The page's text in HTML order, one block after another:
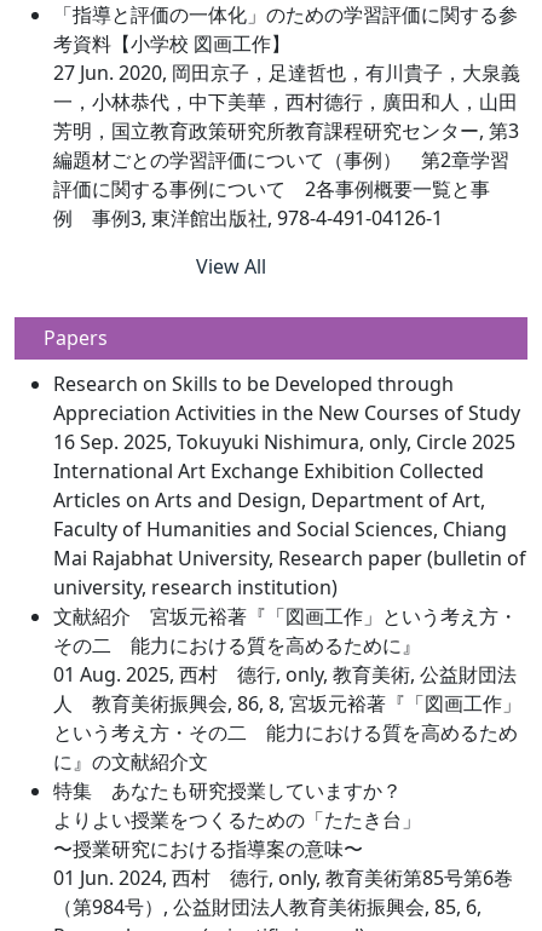
「指導と評価の一体化」のための学習評価に関する参
考資料【小学校 図画工作】
27 Jun. 2020, 岡田京子，足達哲也，有川貴子，大泉義
一，小林恭代，中下美華，西村德行，廣田和人，山田
芳明，国立教育政策研究所教育課程研究センター, 第3
編題材ごとの学習評価について（事例） 第2章学習
評価に関する事例について 2各事例概要一覧と事
例 事例3, 東洋館出版社, 978-4-491-04126-1
View All
Papers
Research on Skills to be Developed through
Appreciation Activities in the New Courses of Study
16 Sep. 2025, Tokuyuki Nishimura, only, Circle 2025
International Art Exchange Exhibition Collected
Articles on Arts and Design, Department of Art,
Faculty of Humanities and Social Sciences, Chiang
Mai Rajabhat University, Research paper (bulletin of
university, research institution)
文献紹介 宮坂元裕著『「図画工作」という考え方・
その二 能力における質を高めるために』
01 Aug. 2025, 西村 德行, only, 教育美術, 公益財団法
人 教育美術振興会, 86, 8, 宮坂元裕著『「図画工作」
という考え方・その二 能力における質を高めるため
に』の文献紹介文
特集 あなたも研究授業していますか？
よりよい授業をつくるための「たたき台」
〜授業研究における指導案の意味〜
01 Jun. 2024, 西村 德行, only, 教育美術第85号第6巻
（第984号）, 公益財団法人教育美術振興会, 85, 6,